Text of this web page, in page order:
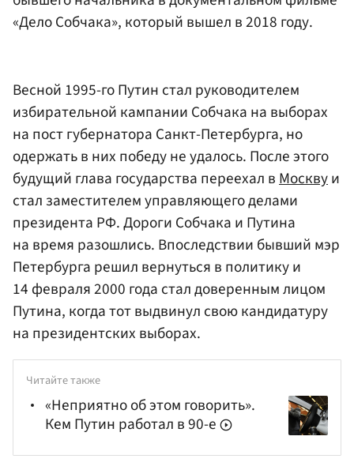
«Дело Собчака», который вышел в 2018 году.
Весной 1995-го Путин стал руководителем
избирательной кампании Собчака на выборах
на пост губернатора Санкт-Петербурга, но
одержать в них победу не удалось. После этого
будущий глава государства переехал вМосквуи
стал заместителем управляющего делами
президента РФ. Дороги Собчака и Путина
на время разошлись. Впоследствии бывший мэр
Петербурга решил вернуться в политику и
14 февраля 2000 года стал доверенным лицом
Путина, когда тот выдвинул свою кандидатуру
на президентских выборах.
Читайте также
«Неприятно об этом говорить».
Кем Путин работал в 90-е